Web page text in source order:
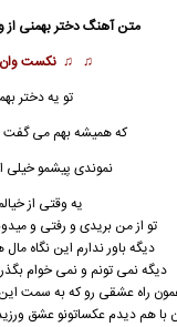
متن آهنگ دختر بهمنی از
♫ ♫ نکست وان
تو یهدختر
که همیشه بهم می گفت
نموندی پیشمو خیلی
یه وقتی از
تو از من بریدی و رفتی و
دیگه باور ندارم این نگاه
دیگه نمی تونم و نمی خوام
راه عشقی رو که به سمت
با هم دیدم عکساتونو عشق